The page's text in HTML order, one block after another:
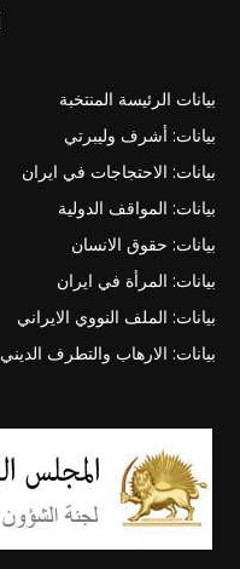
بيانات الرئيسة المنتخبة
بيانات: أشرف وليبرتي
بيانات: الاحتجاجات في ايران
بيانات: المواقف الدولية
بيانات: حقوق الانسان
بيانات: المرأة في ايران
بيانات: الملف النووي الايراني
بيانات: الارهاب والتطرف الديني